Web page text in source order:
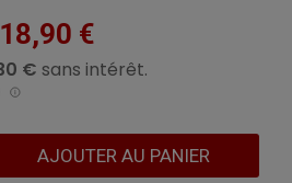
18,90 €
AJOUTER AU PANIER